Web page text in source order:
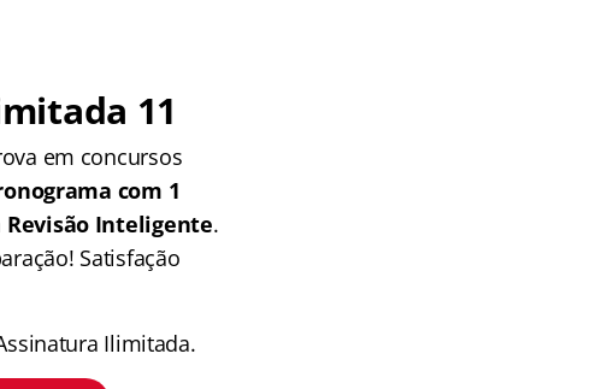
11
em concursos
com 1
Revisão Inteligente.
Satisfação
Ilimitada.